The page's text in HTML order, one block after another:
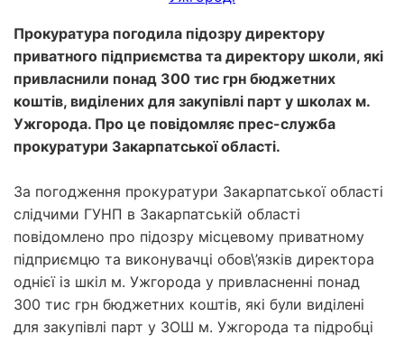
Прокуратура погодила підозру директору
приватного підприємства та директору школи, які
привласнили понад 300 тис грн бюджетних
коштів, виділених для закупівлі парт у школах м.
Ужгорода. Про це повідомляє прес-служба
прокуратури Закарпатської області.
За погодження прокуратури Закарпатської області
слідчими ГУНП в Закарпатській області
повідомлено про підозру місцевому приватному
підприємцю та виконувачці обов\’язків директора
однієї із шкіл м. Ужгорода у привласненні понад
300 тис грн бюджетних коштів, які були виділені
для закупівлі парт у ЗОШ м. Ужгорода та підробці